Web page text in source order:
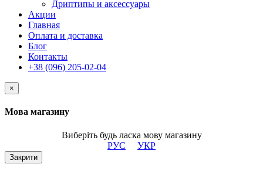
Дриптипы и аксессуары
Акции
Главная
Оплата и доставка
Блог
Контакты
+38 (096) 205-02-04
×
Мова магазину
Виберіть будь ласка мову магазину
РУС
УКР
Закрити